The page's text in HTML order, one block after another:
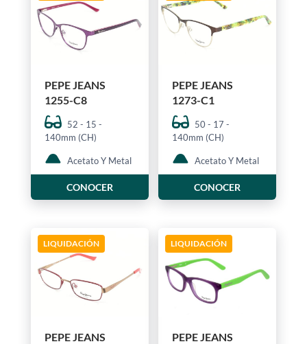
PEPE JEANS
1255-C8
52 - 15 -
140mm (CH)
Acetato Y Metal
CONOCER
PEPE JEANS
1273-C1
50 - 17 -
140mm (CH)
Acetato Y Metal
CONOCER
LIQUIDACIÓN
PEPE JEANS
LIQUIDACIÓN
PEPE JEANS